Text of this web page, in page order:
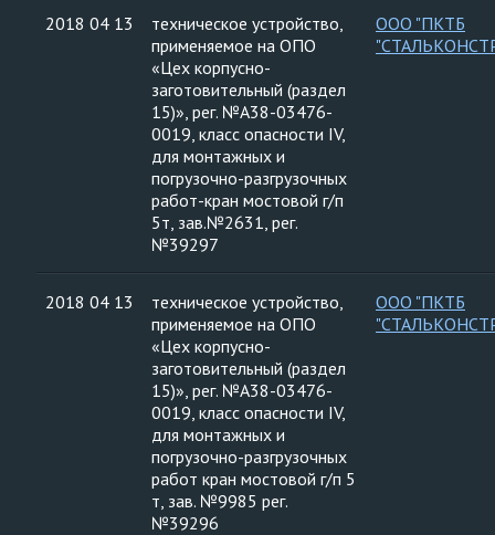
2018 04 13
техническое устройство,
применяемое на ОПО
«Цех корпусно-
заготовительный (раздел
15)», рег. №А38-03476-
0019, класс опасности IV,
для монтажных и
погрузочно-разгрузочных
работ-кран мостовой г/п
5т, зав.№2631, рег.
№39297
ООО "ПКТБ
2018 04 13
техническое устройство,
применяемое на ОПО
«Цех корпусно-
заготовительный (раздел
15)», рег. №А38-03476-
0019, класс опасности IV,
для монтажных и
погрузочно-разгрузочных
работ кран мостовой г/п 5
т, зав. №9985 рег.
№39296
ООО "ПКТБ